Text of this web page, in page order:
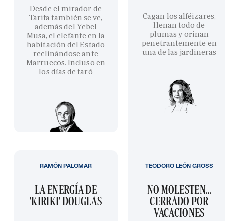
Desde el mirador de
Tarifa también se ve,
además del Yebel
Musa, el elefante en la
habitación del Estado
reclinándose ante
Marruecos. Incluso en
los días de taró
Cagan los alféizares,
llenan todo de
plumas y orinan
penetrantemente en
una de las jardineras
LA ENERGÍA DE
'KIRIKI' DOUGLAS
RAMÓN PALOMAR
NO MOLESTEN…
CERRADO POR
VACACIONES
TEODORO LEÓN GROSS